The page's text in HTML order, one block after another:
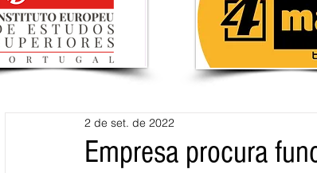
Empresa procura
2 de set. de 2022